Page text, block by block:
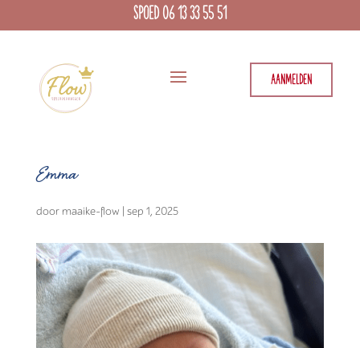
SPOED 06 13 33 55 51
AANMELDEN
Emma
door maaike-flow | sep 1, 2025